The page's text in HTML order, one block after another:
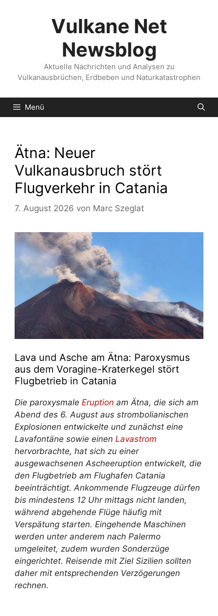
Vulkane Net
Newsblog
Aktuelle Nachrichten und Analysen zu
Vulkanausbrüchen, Erdbeben und Naturkatastrophen
Menü
Ätna: Neuer
Vulkanausbruch stört
Flugverkehr in Catania
7. August 2026 von Marc Szeglat
Lava und Asche am Ätna: Paroxysmus
aus dem Voragine-Kraterkegel stört
Flugbetrieb in Catania
Die paroxysmale Eruption am Ätna, die sich am
Abend des 6. August aus strombolianischen
Explosionen entwickelte und zunächst eine
Lavafontäne sowie einen Lavastrom
hervorbrachte, hat sich zu einer
ausgewachsenen Ascheeruption entwickelt, die
den Flugbetrieb am Flughafen Catania
beeinträchtigt. Ankommende Flugzeuge dürfen
bis mindestens 12 Uhr mittags nicht landen,
während abgehende Flüge häufig mit
Verspätung starten. Eingehende Maschinen
werden unter anderem nach Palermo
umgeleitet, zudem wurden Sonderzüge
eingerichtet. Reisende mit Ziel Sizilien sollten
daher mit entsprechenden Verzögerungen
rechnen.